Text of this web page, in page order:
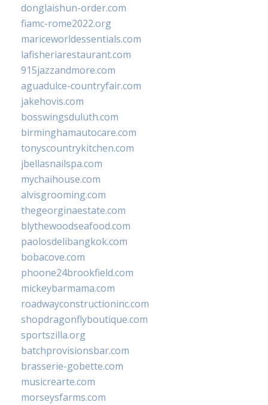
donglaishun-order.com
fiamc-rome2022.org
mariceworldessentials.com
lafisheriarestaurant.com
915jazzandmore.com
aguadulce-countryfair.com
jakehovis.com
bosswingsduluth.com
birminghamautocare.com
tonyscountrykitchen.com
jbellasnailspa.com
mychaihouse.com
alvisgrooming.com
thegeorginaestate.com
blythewoodseafood.com
paolosdelibangkok.com
bobacove.com
phoone24brookfield.com
mickeybarmama.com
roadwayconstructioninc.com
shopdragonflyboutique.com
sportszilla.org
batchprovisionsbar.com
brasserie-gobette.com
musicrearte.com
morseysfarms.com